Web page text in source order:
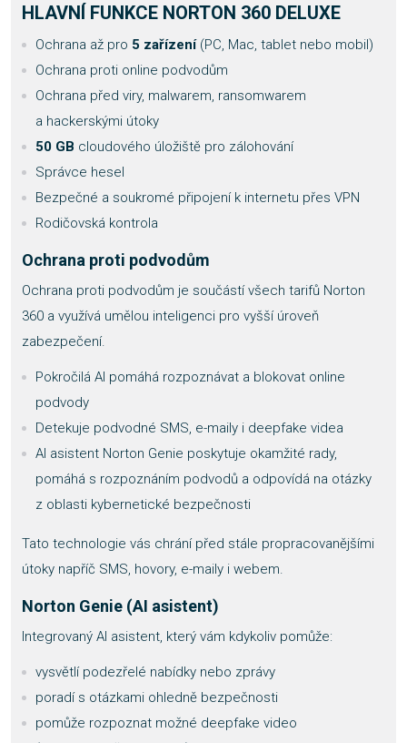
HLAVNÍ FUNKCE NORTON 360 DELUXE
Ochrana až pro 5 zařízení(PC, Mac, tablet nebo mobil)
Ochrana proti online podvodům
Ochrana před viry, malwarem, ransomwarem
a hackerskými útoky
50 GB cloudového úložiště pro zálohování
Správce hesel
Bezpečné a soukromé připojení k internetu přes VPN
Rodičovská kontrola
Ochrana proti podvodům
Ochrana proti podvodům je součástí všech tarifů Norton
360 a využívá umělou inteligenci pro vyšší úroveň
zabezpečení.
Pokročilá AI pomáhá rozpoznávat a blokovat online
podvody
Detekuje podvodné SMS, e-maily i deepfake videa
AI asistent Norton Genie poskytuje okamžité rady,
pomáhá s rozpoznáním podvodů a odpovídá na otázky
z oblasti kybernetické bezpečnosti
Tato technologie vás chrání před stále propracovanějšími
útoky napříč SMS, hovory, e-maily i webem.
Norton Genie (AI asistent)
Integrovaný AI asistent, který vám kdykoliv pomůže:
vysvětlí podezřelé nabídky nebo zprávy
poradí s otázkami ohledně bezpečnosti
pomůže rozpoznat možné deepfake video